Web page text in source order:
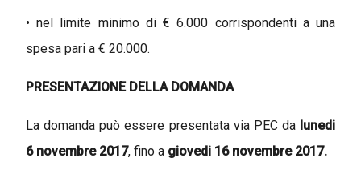
• nel limite minimo di € 6.000 corrispondenti a una
spesa pari a € 20.000.
PRESENTAZIONE DELLA DOMANDA
La domanda può essere presentata via PEC da lunedi
6 novembre 2017, fino a giovedi 16 novembre 2017.